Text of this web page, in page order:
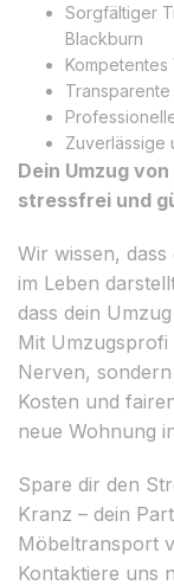
Sorgfältiger
Blackburn
Zuverlässige
Dein Umzug
stressfrei und
Wir wissen,
im Leben
dass dein
Mit
Nerven,
Kosten und
neue Wohnung
Spare dir den
Kranz – dein
Möbeltransport
Kontaktiere uns